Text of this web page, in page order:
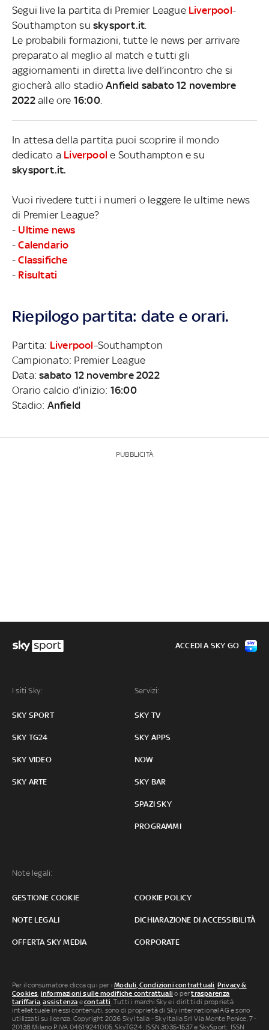
Segui live la partita di Premier League Liverpool-
Southampton su skysport.it
Le probabili formazioni, tutte le news per arrivare
preparato al meglio al match e tutti gli
aggiornamenti in diretta live dell’incontro che si
giocherà allo stadioAnfield sabato 12 novembre
2022alle ore 16:00.
In attesa della partita puoi scoprire il mondo
dedicato a Liverpool e Southampton e su
skysport.it.
Vuoi rivedere tutti i numeri o leggere le ultime news
di Premier League?
- Ultime news
-Calendario
-Classifiche
- Risultati
Riepilogo partita: date e orari.
Partita: Liverpool–Southampton
Campionato: Premier League
Data:sabato 12 novembre 2022
Orario calcio d’inizio: 16:00
Stadio: Anfield
PUBBLICITÀ
I siti Sky:
SKY SPORT
SKY TG24
SKY VIDEO
SKY ARTE
Servizi:
SKY TV
SKY APPS
NOW
SKY BAR
SPAZI SKY
PROGRAMMI
Note legali:
GESTIONE COOKIE COOKIE POLICY
NOTE LEGALI DICHIARAZIONE DI ACCESSIBILITÀ
OFFERTA SKY MEDIA CORPORATE
ACCEDI A SKY GO
Per il consumatore clicca qui per iModuli, Condizioni contrattuali Privacy &
Cookies informazioni sulle modifiche contrattuali o pertrasparenza
tariffaria ,assistenza econtatti . Tutti i marchi Sky e i diritti di proprietà
intellettuale in essi contenuti, sono di proprietà di Sky international AG e sono
utilizzati su licenza. Copyright 2026 Sky Italia - Sky Italia Srl Via Monte Penice, 7 -
20138 Milano P.IVA 04619241005. SkyTG24: ISSN 3035-1537 e SkySport: ISSN